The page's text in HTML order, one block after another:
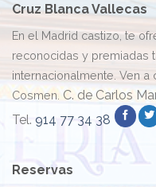
Cruz Blanca Vallecas
En el Madrid castizo, te
reconocidas y premiadas
internacionalmente. Ven a
Cosmen. C. de Carlos
Tel. 914 77 34 38
Reservas